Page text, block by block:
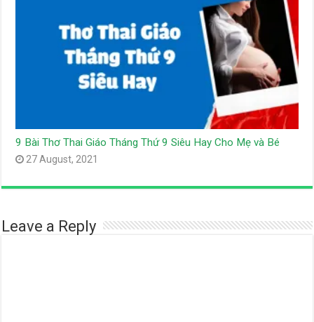
9 Bài Thơ Thai Giáo Tháng Thứ 9 Siêu Hay Cho Mẹ và Bé
27 August, 2021
Leave a Reply